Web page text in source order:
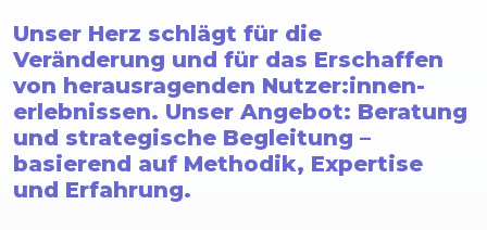
Unser Herz schlägt für die
Veränderung und für das Erschaffen
von herausragenden Nutzer:innen­
erlebnissen. Unser Angebot: Beratung
und strategische Begleitung –
basierend auf Methodik, Expertise
und Erfahrung.